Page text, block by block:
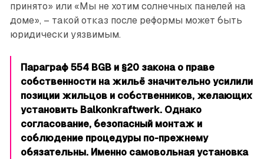
принято» или «Мы не хотим солнечных панелей на
доме», – такой отказ после реформы может быть
юридически уязвимым.
Параграф 554 BGB и §20 закона о праве
собственности на жильё значительно усилили
позиции жильцов и собственников, желающих
установить Balkonkraftwerk. Однако
согласование, безопасный монтаж и
соблюдение процедуры по-прежнему
обязательны. Именно самовольная установка